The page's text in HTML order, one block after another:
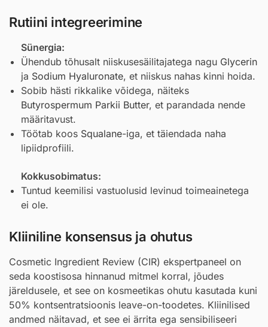
Rutiini integreerimine
Sünergia:
Ühendub tõhusalt niiskusesäilitajatega nagu Glycerin
ja Sodium Hyaluronate, et niiskus nahas kinni hoida.
Sobib hästi rikkalike võidega, näiteks
Butyrospermum Parkii Butter, et parandada nende
määritavust.
Töötab koos Squalane-iga, et täiendada naha
lipiidprofiili.
Kokkusobimatus:
Tuntud keemilisi vastuolusid levinud toimeainetega
ei ole.
Kliiniline konsensus ja ohutus
Cosmetic Ingredient Review (CIR) ekspertpaneel on
seda koostisosa hinnanud mitmel korral, jõudes
järeldusele, et see on kosmeetikas ohutu kasutada kuni
50% kontsentratsioonis leave-on-toodetes. Kliinilised
andmed näitavad, et see ei ärrita ega sensibiliseeri